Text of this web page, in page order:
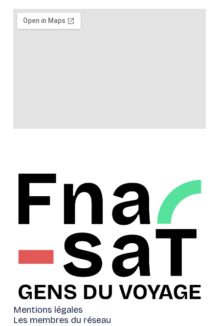
Mentions légales
Les membres du réseau
f